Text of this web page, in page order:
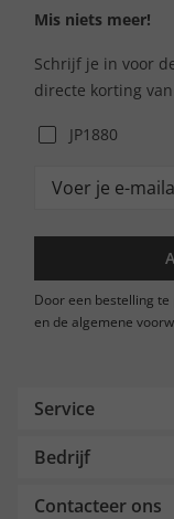
Mis niets meer!
Schrijf je in voor
directe korting
JP1880
Door een bestelling
en de algemene
Service
Bedrijf
Contacteer ons